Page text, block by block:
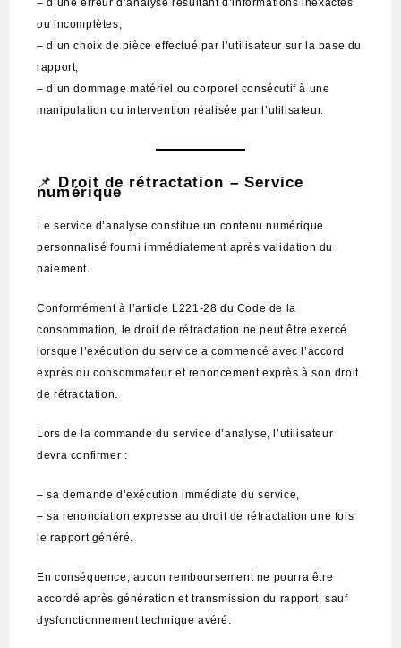
– d’une erreur d’analyse résultant d’informations inexactes
ou incomplètes,
– d’un choix de pièce effectué par l’utilisateur sur la base du
rapport,
– d’un dommage matériel ou corporel consécutif à une
manipulation ou intervention réalisée par l’utilisateur.
📌 Droit de rétractation – Service
numérique
Le service d’analyse constitue un contenu numérique
personnalisé fourni immédiatement après validation du
paiement.
Conformément à l’article L221-28 du Code de la
consommation, le droit de rétractation ne peut être exercé
lorsque l’exécution du service a commencé avec l’accord
exprès du consommateur et renoncement exprès à son droit
de rétractation.
Lors de la commande du service d’analyse, l’utilisateur
devra confirmer :
– sa demande d’exécution immédiate du service,
– sa renonciation expresse au droit de rétractation une fois
le rapport généré.
En conséquence, aucun remboursement ne pourra être
accordé après génération et transmission du rapport, sauf
dysfonctionnement technique avéré.